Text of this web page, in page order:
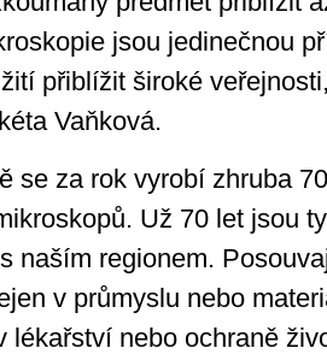
jsou jedinečnou
přiblížit široké
Vaňková.
se za rok vyrobí zhruba
Už 70 let jsou
naším regionem.
v průmyslu nebo
lékařství nebo ochraně